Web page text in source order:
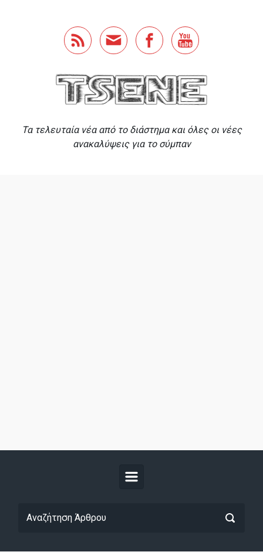
Τα τελευταία νέα από το διάστημα και όλες οι νέες
ανακαλύψεις για το σύμπαν